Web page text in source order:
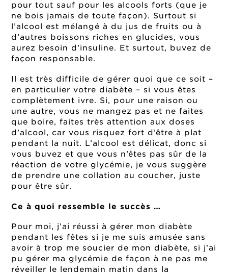
pour tout sauf pour les alcools forts (que je
ne bois jamais de toute façon). Surtout si
l’alcool est mélangé à du jus de fruits ou à
d’autres boissons riches en glucides, vous
aurez besoin d’insuline. Et surtout, buvez de
façon responsable.
Il est très difficile de gérer quoi que ce soit –
en particulier votre diabète – si vous êtes
complètement ivre. Si, pour une raison ou
une autre, vous ne mangez pas et ne faites
que boire, faites très attention aux doses
d’alcool, car vous risquez fort d’être à plat
pendant la nuit. L’alcool est délicat, donc si
vous buvez et que vous n’êtes pas sûr de la
réaction de votre glycémie, je vous suggère
de prendre une collation au coucher, juste
pour être sûr.
Ce à quoi ressemble le succès …
Pour moi, j’ai réussi à gérer mon diabète
pendant les fêtes si je me suis amusée sans
avoir à trop me soucier de mon diabète, si j’ai
pu gérer ma glycémie de façon à ne pas me
réveiller le lendemain matin dans la